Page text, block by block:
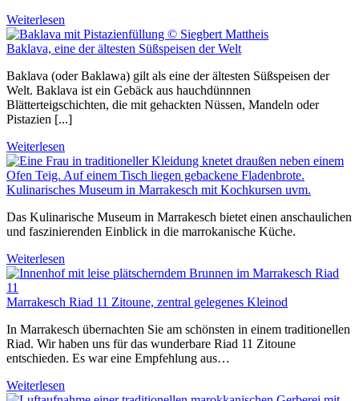
Weiterlesen
Baklava, eine der ältesten Süßspeisen der Welt
Baklava (oder Baklawa) gilt als eine der ältesten Süßspeisen der
Welt. Baklava ist ein Gebäck aus hauchdünnnen
Blätterteigschichten, die mit gehackten Nüssen, Mandeln oder
Pistazien [...]
Weiterlesen
Kulinarisches Museum in Marrakesch mit Kochkursen uvm.
Das Kulinarische Museum in Marrakesch bietet einen anschaulichen
und faszinierenden Einblick in die marrokanische Küche.
Weiterlesen
Marrakesch Riad 11 Zitoune, zentral gelegenes Kleinod
In Marrakesch übernachten Sie am schönsten in einem traditionellen
Riad. Wir haben uns für das wunderbare Riad 11 Zitoune
entschieden. Es war eine Empfehlung aus…
Weiterlesen